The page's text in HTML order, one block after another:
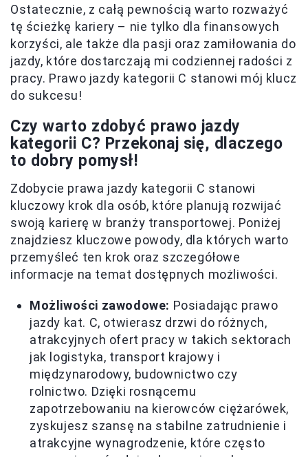
Ostatecznie, z całą pewnością warto rozważyć
tę ścieżkę kariery – nie tylko dla finansowych
korzyści, ale także dla pasji oraz zamiłowania do
jazdy, które dostarczają mi codziennej radości z
pracy. Prawo jazdy kategorii C stanowi mój klucz
do sukcesu!
Czy warto zdobyć prawo jazdy
kategorii C? Przekonaj się, dlaczego
to dobry pomysł!
Zdobycie prawa jazdy kategorii C stanowi
kluczowy krok dla osób, które planują rozwijać
swoją karierę w branży transportowej. Poniżej
znajdziesz kluczowe powody, dla których warto
przemyśleć ten krok oraz szczegółowe
informacje na temat dostępnych możliwości.
Możliwości zawodowe: Posiadając prawo
jazdy kat. C, otwierasz drzwi do różnych,
atrakcyjnych ofert pracy w takich sektorach
jak logistyka, transport krajowy i
międzynarodowy, budownictwo czy
rolnictwo. Dzięki rosnącemu
zapotrzebowaniu na kierowców ciężarówek,
zyskujesz szansę na stabilne zatrudnienie i
atrakcyjne wynagrodzenie, które często